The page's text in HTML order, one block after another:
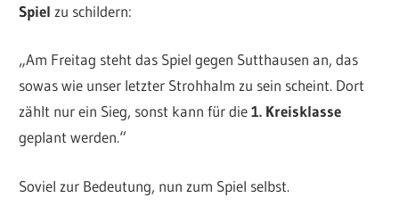
Spiel zu schildern:
„Am Freitag steht das Spiel gegen Sutthausen an, das
sowas wie unser letzter Strohhalm zu sein scheint. Dort
zählt nur ein Sieg, sonst kann für die1. Kreisklasse
geplant werden.“
Soviel zur Bedeutung, nun zum Spiel selbst.